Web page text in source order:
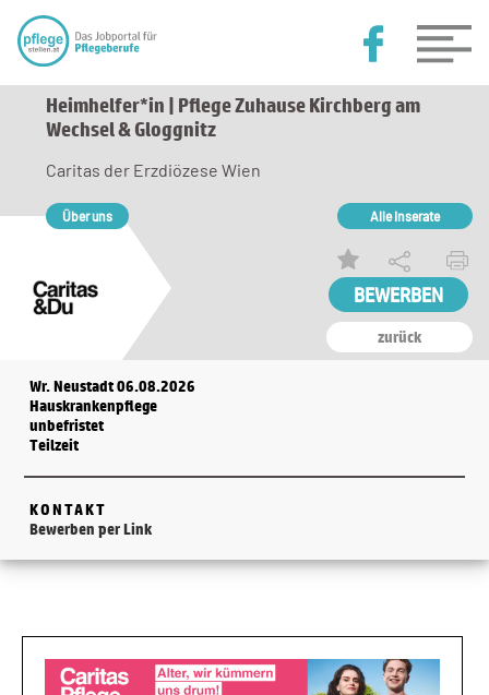
Heimhelfer*in | Pflege Zuhause Kirchberg am
Wechsel & Gloggnitz
zurück
Caritas der Erzdiözese Wien
Über uns Alle Inserate
Wr. Neustadt 06.08.2026
Hauskrankenpflege
unbefristet
Teilzeit
KONTAKT
Bewerben per Link